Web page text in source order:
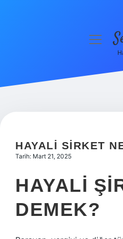
Hakkımızda
menüyü
HAYALI SIRKET
Tarih: Mart 21, 2025
HAYALI
DEMEK?